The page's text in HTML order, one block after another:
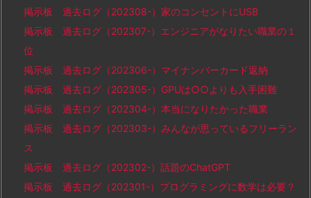
掲示板 過去ログ（202308-）家のコンセントにUSB
掲示板 過去ログ（202307-）エンジニアがなりたい職業の１
位
掲示板 過去ログ（202306-）マイナンバーカード返納
掲示板 過去ログ（202305-）GPUは○○よりも入手困難
掲示板 過去ログ（202304-）本当になりたかった職業
掲示板 過去ログ（202303-）みんなが思っているフリーラン
ス
掲示板 過去ログ（202302-）話題のChatGPT
掲示板 過去ログ（202301-）プログラミングに数学は必要？